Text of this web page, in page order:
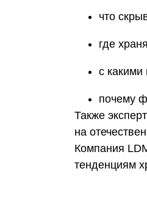
что
где
с
почему
Также
на
Компания
тенденциям